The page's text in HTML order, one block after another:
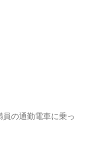
の通勤電車に乗っ